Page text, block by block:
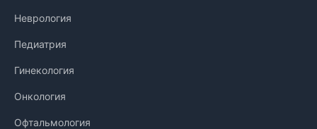
Неврология
Педиатрия
Гинекология
Онкология
Офтальмология